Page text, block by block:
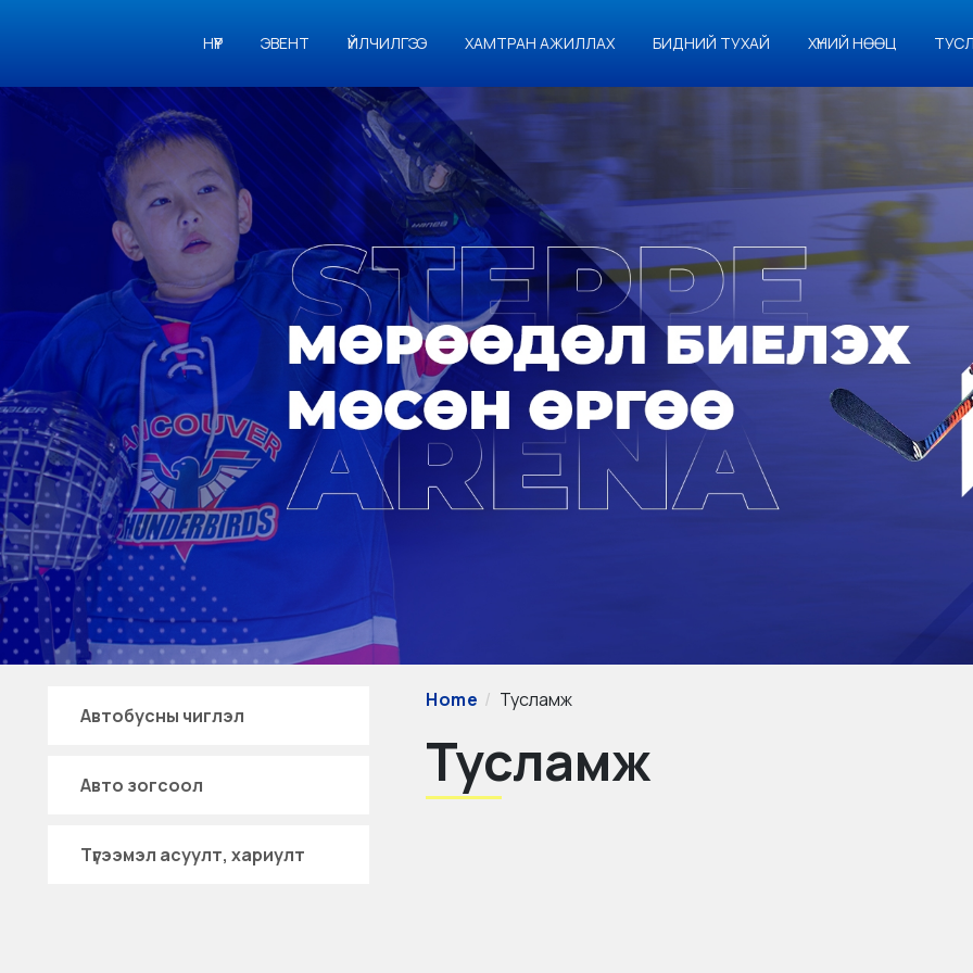
НҮҮР ЭВЕНТ ҮЙЛЧИЛГЭЭ ХАМТРАН АЖИЛЛАХ БИДНИЙ ТУХАЙ ХҮНИЙ НӨӨЦ
Автобусны чиглэл
Авто зогсоол
Түгээмэл асуулт, хариулт
Home Тусламж
Тусламж